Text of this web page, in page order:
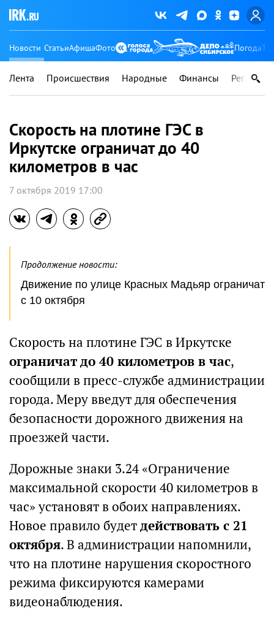
Новости СтатьиАфишаФото Погода
Лента Происшествия Народные Финансы Регионы
Скорость на плотине ГЭС в
Иркутске ограничат до 40
километров в час
7 октября 2019 17:00
Продолжение новости:
Движение по улице Красных Мадьяр ограничат
с 10 октября
Скорость на плотине ГЭС в Иркутске
ограничат до 40 километров в час,
сообщили в пресс-службе администрации
города. Меру введут для обеспечения
безопасности дорожного движения на
проезжей части.
Дорожные знаки 3.24 «Ограничение
максимальной скорости 40 километров в
час» установят в обоих направлениях.
Новое правило будетдействовать с 21
октября. В администрации напомнили,
что на плотине нарушения скоростного
режима фиксируются камерами
видеонаблюдения.